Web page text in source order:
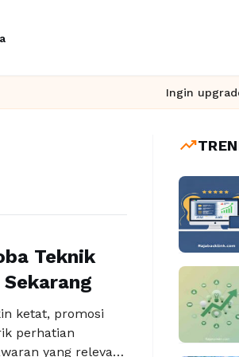
Ingin upgrade skill
Teknik
ketat, promosi
perhatian
yang relevan,
trending_up